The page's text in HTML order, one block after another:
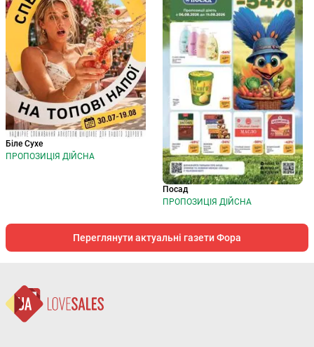
Біле Сухе
ПРОПОЗИЦІЯ ДІЙСНА
Посад
ПРОПОЗИЦІЯ ДІЙСНА
Переглянути актуальні газети Фора